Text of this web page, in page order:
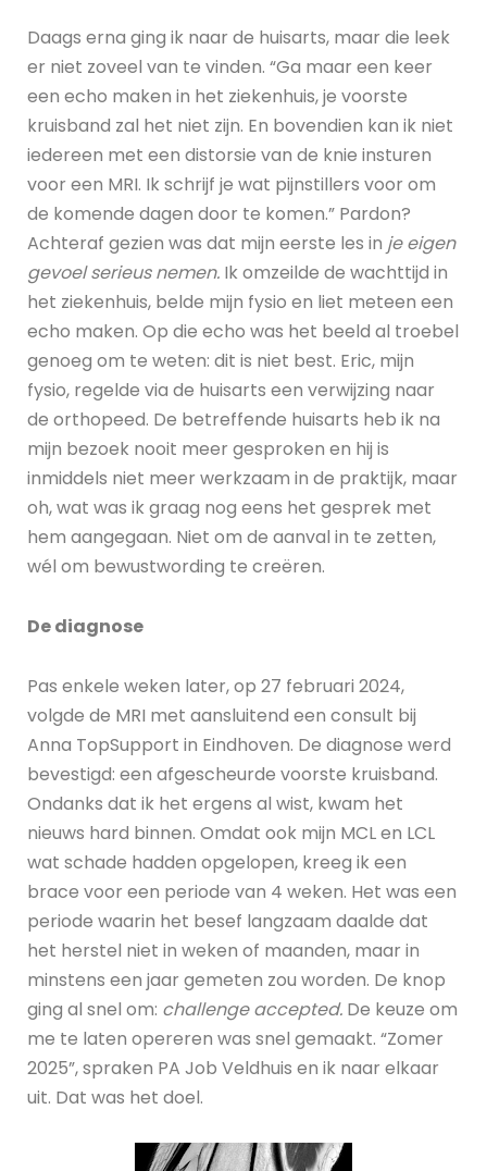
Daags erna ging ik naar de huisarts, maar die leek
er niet zoveel van te vinden. “Ga maar een keer
een echo maken in het ziekenhuis, je voorste
kruisband zal het niet zijn. En bovendien kan ik niet
iedereen met een distorsie van de knie insturen
voor een MRI. Ik schrijf je wat pijnstillers voor om
de komende dagen door te komen.” Pardon?
Achteraf gezien was dat mijn eerste les in je eigen
gevoel serieus nemen. Ik omzeilde de wachttijd in
het ziekenhuis, belde mijn fysio en liet meteen een
echo maken. Op die echo was het beeld al troebel
genoeg om te weten: dit is niet best. Eric, mijn
fysio, regelde via de huisarts een verwijzing naar
de orthopeed. De betreffende huisarts heb ik na
mijn bezoek nooit meer gesproken en hij is
inmiddels niet meer werkzaam in de praktijk, maar
oh, wat was ik graag nog eens het gesprek met
hem aangegaan. Niet om de aanval in te zetten,
wél om bewustwording te creëren.
De diagnose
Pas enkele weken later, op 27 februari 2024,
volgde de MRI met aansluitend een consult bij
Anna TopSupport in Eindhoven. De diagnose werd
bevestigd: een afgescheurde voorste kruisband.
Ondanks dat ik het ergens al wist, kwam het
nieuws hard binnen. Omdat ook mijn MCL en LCL
wat schade hadden opgelopen, kreeg ik een
brace voor een periode van 4 weken. Het was een
periode waarin het besef langzaam daalde dat
het herstel niet in weken of maanden, maar in
minstens een jaar gemeten zou worden. De knop
ging al snel om: challenge accepted. De keuze om
me te laten opereren was snel gemaakt. “Zomer
2025”, spraken PA Job Veldhuis en ik naar elkaar
uit. Dat was het doel.